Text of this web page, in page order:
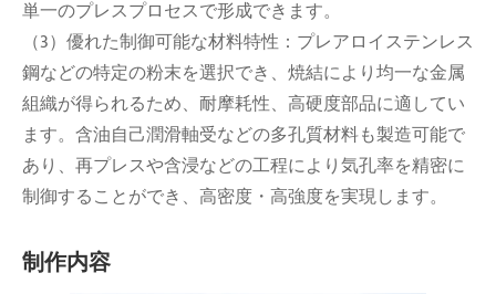
単一のプレスプロセスで形成できます。
（3）優れた制御可能な材料特性：プレアロイステンレス
鋼などの特定の粉末を選択でき、焼結により均一な金属
組織が得られるため、耐摩耗性、高硬度部品に適してい
ます。含油自己潤滑軸受などの多孔質材料も製造可能で
あり、再プレスや含浸などの工程により気孔率を精密に
制御することができ、高密度・高強度を実現します。
制作内容